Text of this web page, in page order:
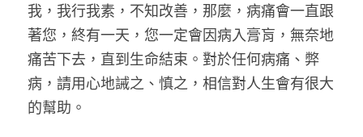
我，我行我素，不知改善，那麼，病痛會一直跟
著您，終有一天，您一定會因病入膏肓，無奈地
痛苦下去，直到生命結束。對於任何病痛、弊
病，請用心地誡之、慎之，相信對人生會有很大
的幫助。